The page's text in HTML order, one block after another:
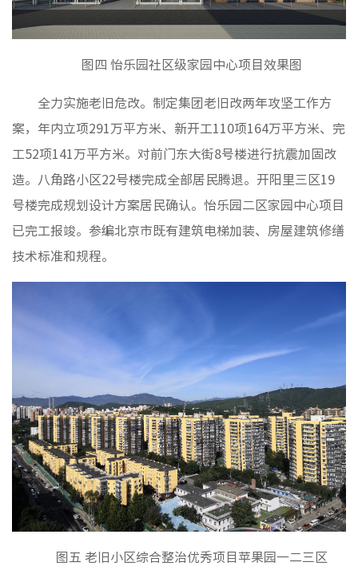
图四 怡乐园社区级家园中心项目效果图
全力实施老旧危改。制定集团老旧改两年攻坚工作方
案，年内立项291万平方米、新开工110项164万平方米、完
工52项141万平方米。对前门东大街8号楼进行抗震加固改
造。八角路小区22号楼完成全部居民腾退。开阳里三区19
号楼完成规划设计方案居民确认。怡乐园二区家园中心项目
已完工报竣。参编北京市既有建筑电梯加装、房屋建筑修缮
技术标准和规程。
图五 老旧小区综合整治优秀项目苹果园一二三区